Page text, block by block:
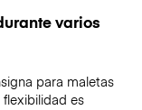
varios
para maletas
es